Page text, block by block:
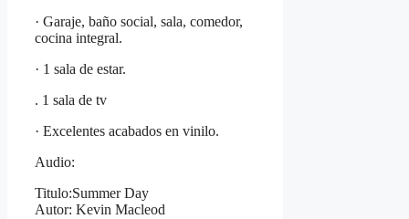
· Garaje, baño social, sala, comedor,
cocina integral.
· 1 sala de estar.
. 1 sala de tv
· Excelentes acabados en vinilo.
Audio:
Titulo:Summer Day
Autor: Kevin Macleod